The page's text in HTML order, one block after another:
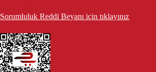
Sorumluluk Reddi Beyanı için tıklayınız